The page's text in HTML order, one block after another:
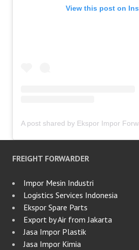
View this post on
FREIGHT FORWARDER
Impor Mesin Industri
Logistics Services Indonesia
Ekspor Spare Parts
Export by Air from Jakarta
Jasa Impor Plastik
Jasa Impor Kimia